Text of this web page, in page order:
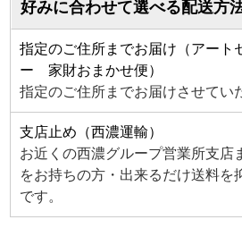
好みに合わせて選べる配送方
指定のご住所までお届け（アート
ー 家財おまかせ便）
指定のご住所までお届けさせてい
支店止め（西濃運輸）
お近くの西濃グループ営業所支店
をお持ちの方・出来るだけ送料を
です。